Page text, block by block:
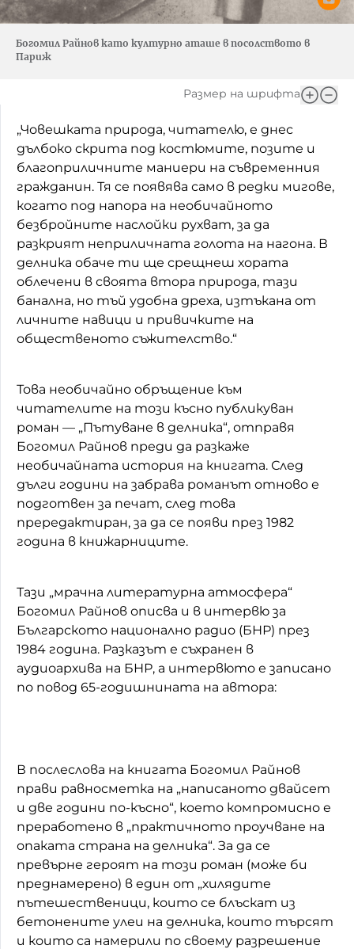
Богомил Райнов като културно аташе в посолството в
Париж
Размер на шрифта
„Човешката природа, читателю, е днес
дълбоко скрита под костюмите, позите и
благоприличните маниери на съвременния
гражданин. Тя се появява само в редки мигове,
когато под напора на необичайното
безбройните наслойки рухват, за да
разкрият неприличната голота на нагона. В
делника обаче ти ще срещнеш хората
облечени в своята втора природа, тази
банална, но тъй удобна дреха, изтъкана от
личните навици и привичките на
общественото съжителство.“
Това необичайно обръщение към
читателите на този късно публикуван
роман — „Пътуване в делника“, отправя
Богомил Райнов преди да разкаже
необичайната история на книгата. След
дълги години на забрава романът отново е
подготвен за печат, след това
прередактиран, за да се появи през 1982
година в книжарниците.
Тази „мрачна литературна атмосфера“
Богомил Райнов описва и в интервю за
Българското национално радио (БНР) през
1984 година. Разказът е съхранен в
аудиоархива на БНР, а интервюто е записано
по повод 65-годишнинaта на автора:
В послеслова на книгата Богомил Райнов
прави равносметка на „написаното двайсет
и две години по-късно“, което компромисно е
преработено в „практичното проучване на
опаката страна на делника“. За да се
превърне героят на този роман (може би
преднамерено) в един от „хилядите
пътешественици, които се блъскат из
бетонените улеи на делника, които търсят
и които са намерили по своему разрешение